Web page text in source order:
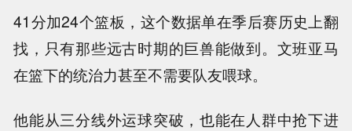
41分加24个篮板，这个数据单在季后赛历史上翻
找，只有那些远古时期的巨兽能做到。文班亚马
在篮下的统治力甚至不需要队友喂球。
他能从三分线外运球突破，也能在人群中抢下进